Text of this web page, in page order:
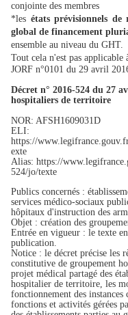
conjointe des membres
*les états prévisionnels de
global de financement
ensemble au niveau du GHT.
Tout cela n'est pas
JORF n°0101 du 29 avril
Décret n° 2016-524 du 27
hospitaliers de territoire
NOR: AFSH1609031D
ELI:
https://
exte
Alias: https://
524/jo/texte
Publics concernés :
services médico-sociaux
hôpitaux d'instruction des
Objet : création des
Entrée en vigueur : le texte
publication.
Notice : le décret précise les
constitutive de groupement
projet médical partagé des
hospitalier de territoire, les
fonctionnement des
fonctions et activités gérées